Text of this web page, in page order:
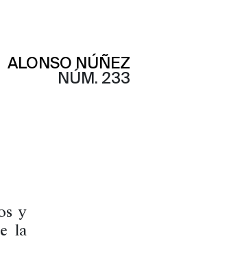
ALONSO NÚÑEZ
NÚM. 233
y
la